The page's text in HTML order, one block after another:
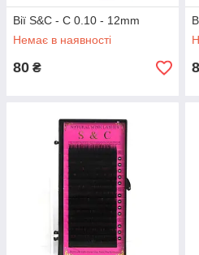
Вії S&C - C 0.10 - 12mm
Немає в наявності
80 ₴